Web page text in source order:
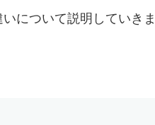
について説明していき